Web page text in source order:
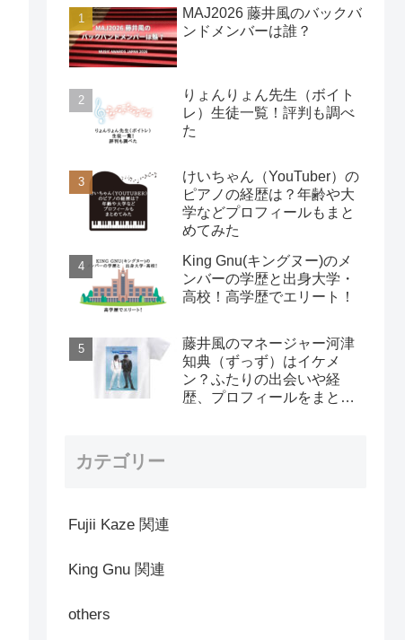
MAJ2026 藤井風のバックバ
ンドメンバーは誰？
りょんりょん先生（ボイト
レ）生徒一覧！評判も調べ
た
けいちゃん（YouTuber）の
ピアノの経歴は？年齢や大
学などプロフィールもまと
めてみた
King Gnu(キングヌー)のメ
ンバーの学歴と出身大学・
高校！高学歴でエリート！
藤井風のマネージャー河津
知典（ずっず）はイケメ
ン？ふたりの出会いや経
歴、プロフィールをまとめ
カテゴリー
Fujii Kaze 関連
King Gnu 関連
others